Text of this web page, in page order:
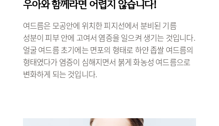
우아와 함께라면 어렵지 않습니다!
여드름은 모공안에 위치한 피지선에서 분비된 기름
성분이 피부 안에 고여서 염증을 일으켜 생기는 것입니다.
얼굴 여드름 초기에는 면포의 형태로 하얀 좁쌀 여드름의
형태였다가 염증이 심해지면서 붉게 화농성 여드름으로
변화하게 되는 것입니다.